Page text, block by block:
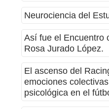
Neurociencia del
Así fue el Encuentro
Rosa Jurado López.
El ascenso del
emociones
psicológica en el